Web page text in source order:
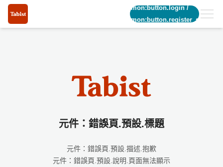
common:button.login/
common:button.register_short
元件：錯誤頁.預設.標題
元件：錯誤頁.預設.描述.抱歉
元件：錯誤頁.預設.說明.頁面無法顯示